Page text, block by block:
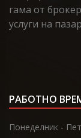
гама от
услуги на
РАБОТНО
Понеделник -